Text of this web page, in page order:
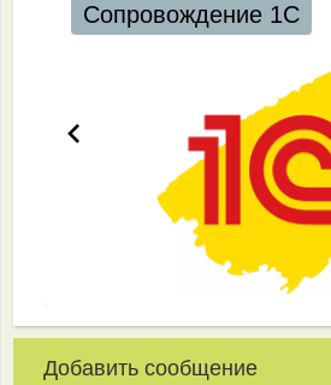
Сопровождение 1С
Добавить сообщение